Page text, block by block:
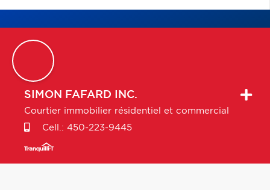
SIMON FAFARD INC.
Courtier immobilier résidentiel et commercial
Cell.: 450-223-9445